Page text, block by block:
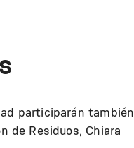
participarán también
de Residuos, Chiara